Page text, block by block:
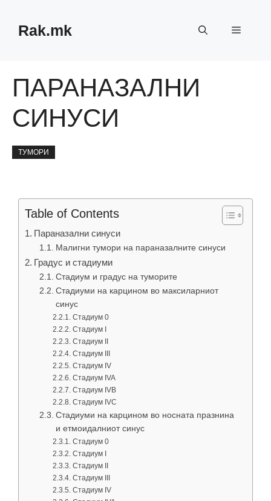
contentRak.mk Menu
ПАРАНАЗАЛНИ
СИНУСИ
ТУМОРИ
Table of Contents
Параназални синуси
Малигни тумори на параназалните синуси
Градус и стадиуми
Стадиум и градус на туморите
Стадиуми на карцином во максиларниот
синус
Стадиум 0
Стадиум I
Стадиум II
Стадиум III
Стадиум IV
Стадиум IVA
Стадиум IVB
Стадиум IVC
Стадиуми на карцином во носната празнина
и етмоидалниот синус
Стадиум 0
Стадиум I
Стадиум II
Стадиум III
Стадиум IV